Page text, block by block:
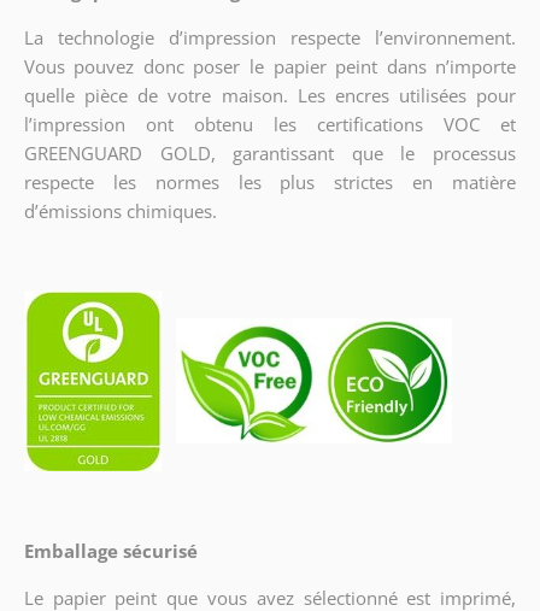
La technologie d’impression respecte l’environnement.
Vous pouvez donc poser le papier peint dans n’importe
quelle pièce de votre maison. Les encres utilisées pour
l’impression ont obtenu les certifications VOC et
GREENGUARD GOLD, garantissant que le processus
respecte les normes les plus strictes en matière
d’émissions chimiques.
Emballage sécurisé
Le papier peint que vous avez sélectionné est imprimé,